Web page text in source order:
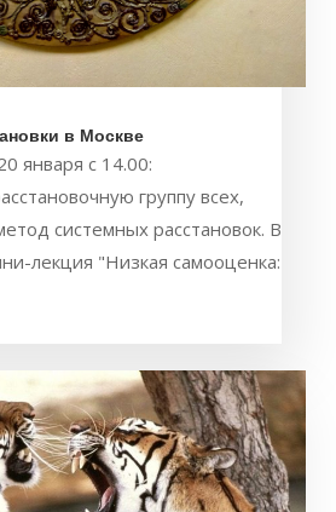
в Москве
января с 14.00:
группу всех,
системных расстановок. В
лекция "Низкая самооценка: